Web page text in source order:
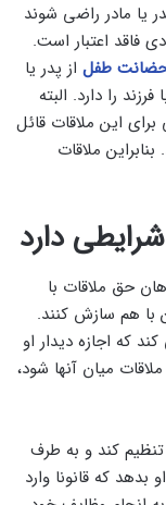
یا مادر راضی شوند
فاقد اعتبار است.
طفل از پدر یا
را دارد. البته
این ملاقات قائل
ملاقات
دارد
حق ملاقات با
با هم سازش کنند.
که اجازه دیدار او
میان آنها شود،
تنظیم کند و به طرف
که قانونا وارد